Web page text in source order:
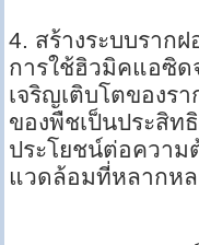
4. สร้างระบบราก
การใช้ฮิวมิคแอซิ
เจริญเติบโตของร
ของพืชเป็นประสิท
ประโยชน์ต่อควา
แวดล้อมที่หลากห